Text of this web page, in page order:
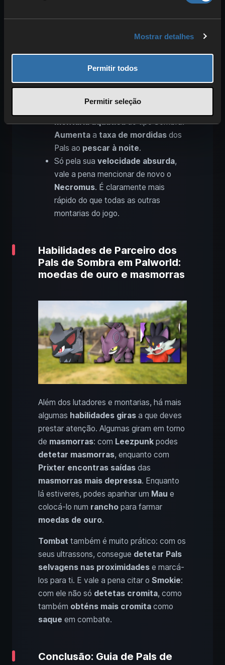
Mostrar detalhes
Permitir todos
Permitir seleção
são:
subestimado; desbloqueias a sela já
nível 28. Não é rápido, mas pode
fazerduplo saltoe usarfios de
ganchos
há também uma
montaria aquáticado tipo Sombra!
Aumenta a taxa de mordidas dos
Pals ao pescar à noite.
Só pela sua velocidade absurda,
vale a pena mencionar de novo o
Necromus. É claramente mais
rápido do que todas as outras
montarias do jogo.
Habilidades de Parceiro dos
Pals de Sombra em Palworld:
moedas de ouro e masmorras
Além dos lutadores e montarias, há mais
algumas habilidades giras a que deves
prestar atenção. Algumas giram em torno
de masmorras: com Leezpunk podes
detetar masmorras, enquanto com
Prixter encontras saídas das
masmorras mais depressa. Enquanto
lá estiveres, podes apanhar um Mau e
colocá-lo num rancho para farmar
moedas de ouro.
Tombat também é muito prático: com os
seus ultrassons, consegue detetar Pals
selvagens nas proximidades e marcá-
los para ti. E vale a pena citar o Smokie:
com ele não só detetas cromita, como
também obténs mais cromita como
saque em combate.
Conclusão: Guia de Pals de